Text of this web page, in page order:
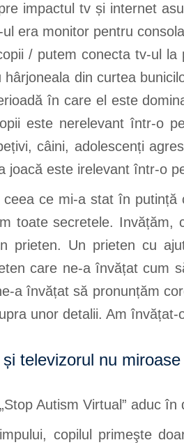
impactul tv și internet
era monitor pentru
/ putem conecta tv-ul
hârjoneala din curtea
în care el este
este nerelevant într-o
câini, adolescenți
joacă este irelevant într-o
ce mi-a stat în
toate secretele. Invățăm,
prieten. Un prieten cu
care ne-a învățat cum
a învățat să pronunțăm
unor detalii. Am
televizorul nu miroase
Autism Virtual” aduc
copilul primeşte